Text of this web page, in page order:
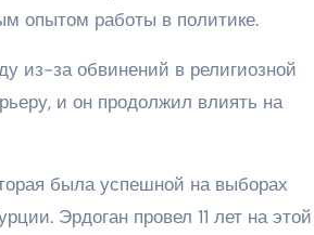
опытом работы в политике.
из-за обвинений в религиозной
и он продолжил влиять на
была успешной на выборах
Эрдоган провел 11 лет на этой